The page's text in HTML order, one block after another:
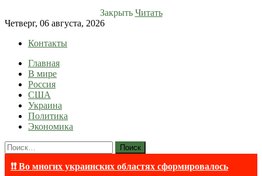
Закрыть Читать
Skip
content
Четверг, 06 августа, 2026
Контакты
lentaruss
lentaruss — Новости
Главная
В мире
Россия
США
Украина
Политика
Экономика
Найти:
❗❗ Во многих украинских областях сформировалось